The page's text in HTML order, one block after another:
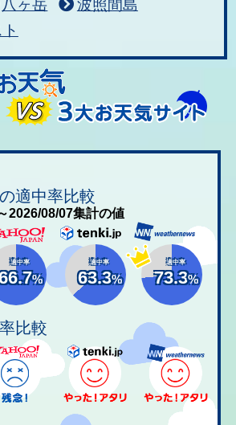
八ヶ岳
波照間島
適中率比較
2026/08/07集計の値
適中率
%
適中率
63.3%
適中率
73.3%
比較